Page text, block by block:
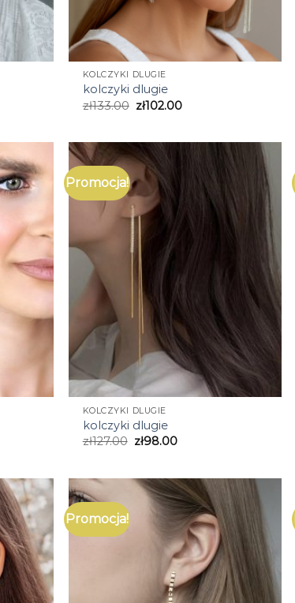
KOLCZYKI DLUGIE
kolczyki dlugie
zł133.00 zł102.00
Promocja!
KOLCZYKI DLUGIE
kolczyki dlugie
zł127.00 zł98.00
Promocja!